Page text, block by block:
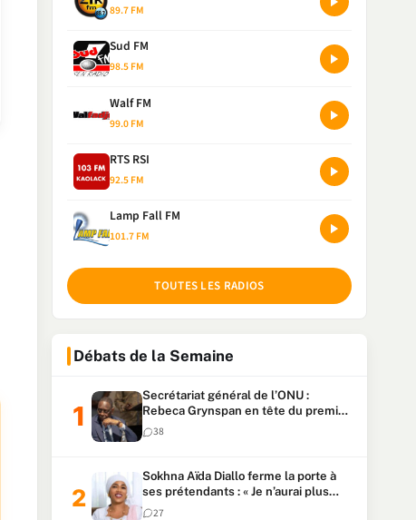
89.7 FM
Sud FM
98.5 FM
Walf FM
99.0 FM
RTS RSI
92.5 FM
Lamp Fall FM
101.7 FM
TOUTES LES RADIOS
Débats de la Semaine
Secrétariat général de l’ONU :
Rebeca Grynspan en tête du premier
vote, Macky Sall pointe à la 5ᵉ place
38
Sokhna Aïda Diallo ferme la porte à
ses prétendants : « Je n’aurai plus
jamais un autre mari »
27